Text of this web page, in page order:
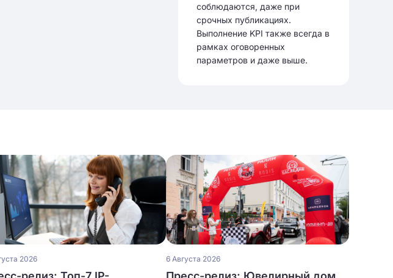
соблюдаются, даже при
срочных публикациях.
Выполнение KPI также всегда в
рамках оговоренных
параметров и даже выше.
2026 6 Августа 2026